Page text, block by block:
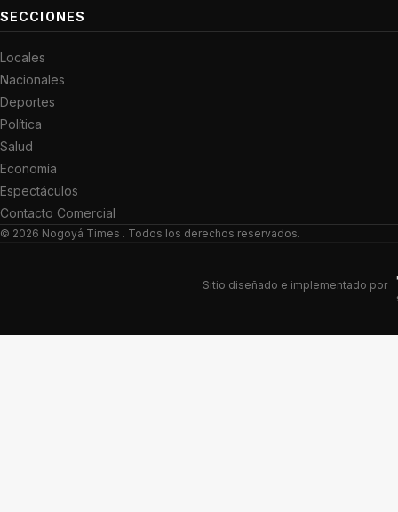
SECCIONES
Locales
Nacionales
Deportes
Política
Salud
Economía
Espectáculos
Contacto Comercial
© 2026 Nogoyá Times . Todos los derechos reservados.
Sitio diseñado e implementado por